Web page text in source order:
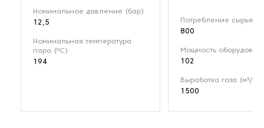
Номинальное давление (бар)
12,5
Номинальная температура
пара (ºС)
194
Потребление сырья
800
Мощность
102
Выработка газа (м³/ч)
1500